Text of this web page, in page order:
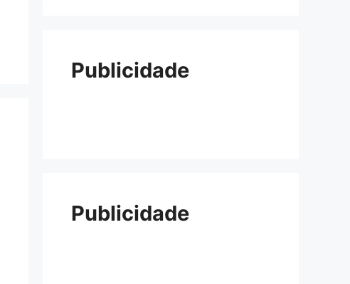
Publicidade
Publicidade